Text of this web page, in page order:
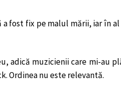
fost fix pe malul mării, iar în
adică muzicienii care mi-au
Ordinea nu este relevantă.